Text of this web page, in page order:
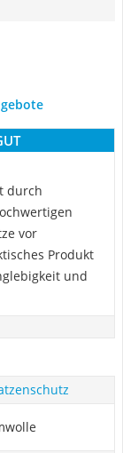
durch
vor
Produkt
und